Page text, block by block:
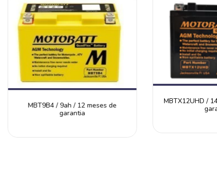
MBT9B4 / 9ah / 12 meses de
garantia
MBTX12UHD /